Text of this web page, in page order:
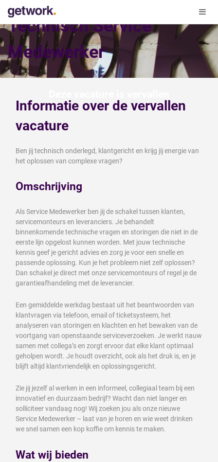
Technisch Service
Medewerker
Informatie over de vervallen
vacature
Ben jij technisch onderlegd, klantgericht en krijg jij energie van
het oplossen van complexe vragen?
Omschrijving
Als Service Medewerker ben jij de schakel tussen klanten,
servicemonteurs en leveranciers. Je behandelt
binnenkomende technische vragen en storingen die niet in de
eerste lijn opgelost kunnen worden. Met jouw technische
kennis geef je gericht advies en zorg je voor een snelle en
passende oplossing. Kun je het probleem niet zelf oplossen?
Dan schakel je direct met onze servicemonteurs of regel je de
garantieafhandeling met de leverancier.
Een gemiddelde werkdag bestaat uit het beantwoorden van
klantvragen via telefoon, email of ticketsysteem, het
analyseren van storingen en klachten en het bewaken van de
voortgang van openstaande serviceverzoeken. Je werkt nauw
samen met collega’s en zorgt ervoor dat elke klant optimaal
geholpen wordt. Je houdt overzicht, ook als het druk is, en je
blijft altijd klantvriendelijk en oplossingsgericht.
Zie jij jezelf al werken in een informeel, collegiaal team bij een
innovatief en duurzaam bedrijf? Wacht dan niet langer en
solliciteer vandaag nog! Wij zoeken jou als onze nieuwe
Service Medewerker – laat van je horen en wie weet drinken
we snel samen een kop koffie om kennis te maken.
Wat wij bieden